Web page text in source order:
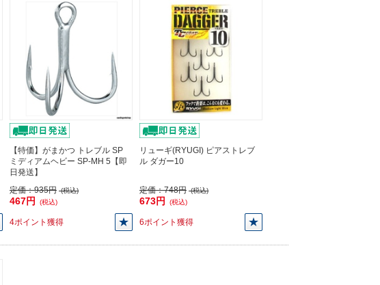
【特価】がまかつ トレブル SP
ミディアムヘビー SP-MH 5【即
日発送】
定価：935円 (税込)
467円 (税込)
4ポイント獲得
リューギ(RYUGI) ピアストレブ
ル ダガー10
定価：748円 (税込)
673円 (税込)
6ポイント獲得